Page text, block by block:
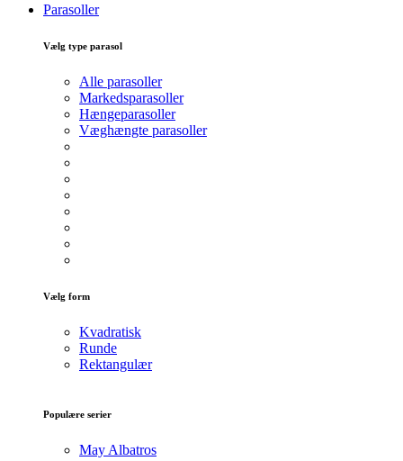
Parasoller
Vælg type parasol
Alle parasoller
Markedsparasoller
Hængeparasoller
Væghængte parasoller
Vælg form
Kvadratisk
Runde
Rektangulær
Populære serier
May Albatros